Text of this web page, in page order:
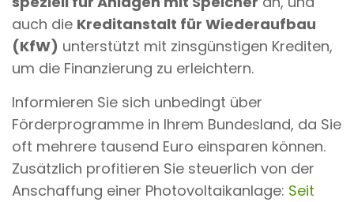
auch die Kreditanstalt für Wiederaufbau
(KfW) unterstützt mit zinsgünstigen Krediten,
um die Finanzierung zu erleichtern.
Informieren Sie sich unbedingt über
Förderprogramme in Ihrem Bundesland, da Sie
oft mehrere tausend Euro einsparen können.
Zusätzlich profitieren Sie steuerlich von der
Anschaffung einer Photovoltaikanlage: Seit